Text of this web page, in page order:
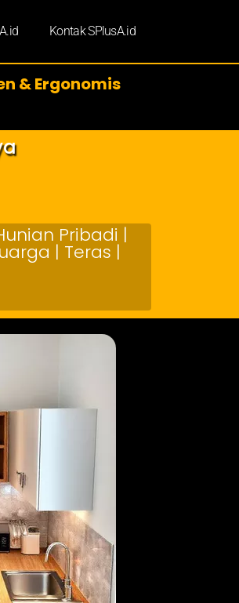
Kontak SPlusA.id
& Ergonomis
Pribadi |
| Teras |